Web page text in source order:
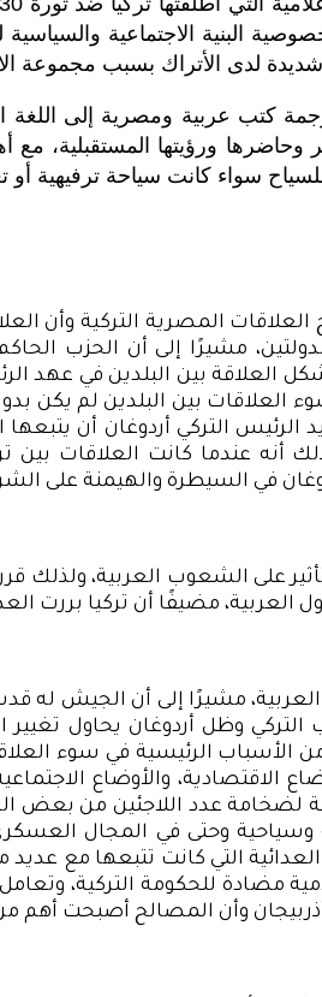
البنية الاجتماعية
لدى الأتراك بسبب مجموعة
عربية ومصرية إلى اللغة
ورؤيتها المستقبلية، مع
سواء كانت سياحة ترفيهية أو
العلاقات المصرية التركية وأن
مشيرًا إلى أن الحزب
العلاقة بين البلدين في عهد
بين البلدين لم يكن
الرئيس التركي أردوغان أن
أنه عندما كانت العلاقات بين
في السيطرة والهيمنة على
على الشعوب العربية، ولذلك
العربية، مضيفًا أن تركيا بررت
مشيرًا إلى أن الجيش
وظل أردوغان يحاول
الأسباب الرئيسية في سوء
الاقتصادية، والأوضاع
عدد اللاجئين من بعض الدول
وسياحية وحتى في المجال
العدائية التي كانت تتبعها
مضادة للحكومة التركية،
وأن المصالح أصبحت